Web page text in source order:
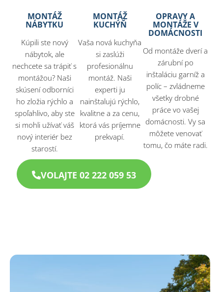
MONTÁŽ
NÁBYTKU
Kúpili ste nový
nábytok, ale
nechcete sa trápiť s
montážou? Naši
skúsení odborníci
ho zložia rýchlo a
spoľahlivo, aby ste
si mohli užívať váš
nový interiér bez
starostí.
MONTÁŽ
KUCHÝŇ
Vaša nová kuchyňa
si zaslúži
profesionálnu
montáž. Naši
experti ju
nainštalujú rýchlo,
kvalitne a za cenu,
ktorá vás príjemne
prekvapí.
OPRAVY A
MONTÁŽE V
DOMÁCNOSTI
Od montáže dverí a
zárubní po
inštaláciu garníž a
políc – zvládneme
všetky drobné
práce vo vašej
domácnosti. Vy sa
môžete venovať
tomu, čo máte radi.
VOLAJTE 02 222 059 53